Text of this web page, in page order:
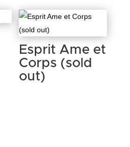
Esprit Ame et
Corps (sold
out)